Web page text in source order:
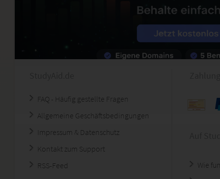
FAQ - Häufig gestellte Fragen
Allgemeine Geschäftsbedingungen
Impressum & Datenschutz
Kontakt zum Support
RSS-Feed
Wie